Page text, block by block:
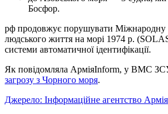
Босфор.
рф продовжує порушувати Міжнародну
людського життя на морі 1974 р.
системи автоматичної ідентифікації.
Як повідомляла АрміяInform, у ВМС
загрозу з Чорного моря.
Джерело: Інформаційне агентство